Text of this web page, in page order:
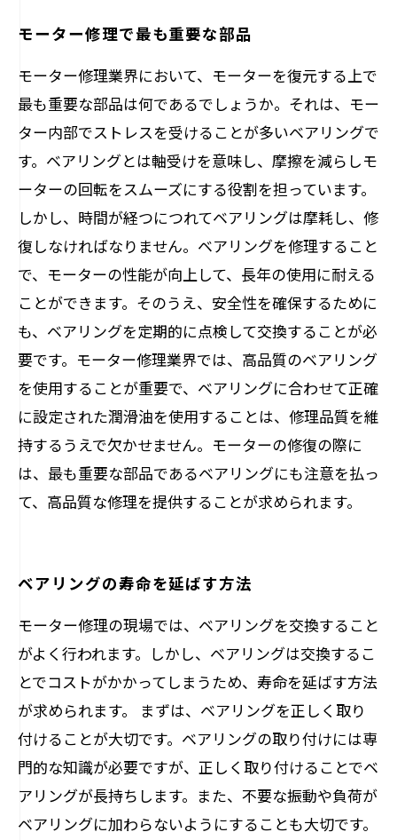
モーター修理で最も重要な部品
モーター修理業界において、モーターを復元する上で
最も重要な部品は何であるでしょうか。それは、モー
ター内部でストレスを受けることが多いベアリングで
す。ベアリングとは軸受けを意味し、摩擦を減らしモ
ーターの回転をスムーズにする役割を担っています。
しかし、時間が経つにつれてベアリングは摩耗し、修
復しなければなりません。ベアリングを修理すること
で、モーターの性能が向上して、長年の使用に耐える
ことができます。そのうえ、安全性を確保するために
も、ベアリングを定期的に点検して交換することが必
要です。モーター修理業界では、高品質のベアリング
を使用することが重要で、ベアリングに合わせて正確
に設定された潤滑油を使用することは、修理品質を維
持するうえで欠かせません。モーターの修復の際に
は、最も重要な部品であるベアリングにも注意を払っ
て、高品質な修理を提供することが求められます。
ベアリングの寿命を延ばす方法
モーター修理の現場では、ベアリングを交換すること
がよく行われます。しかし、ベアリングは交換するこ
とでコストがかかってしまうため、寿命を延ばす方法
が求められます。 まずは、ベアリングを正しく取り
付けることが大切です。ベアリングの取り付けには専
門的な知識が必要ですが、正しく取り付けることでベ
アリングが長持ちします。また、不要な振動や負荷が
ベアリングに加わらないようにすることも大切です。